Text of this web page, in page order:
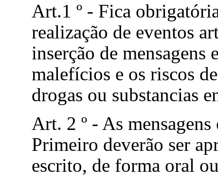
Art.1 º - Fica
realização de eventos
inserção de mensagens
malefícios e os riscos
drogas ou substancias
Art. 2 º - As
Primeiro deverão ser
escrito, de forma oral